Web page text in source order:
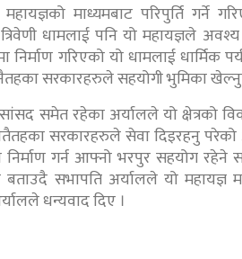
माध्यमबाट परिपुर्ति गर्ने
त्रिवेणी धामलाई पनि यो महायज्ञले
निर्माण गरिएको यो धामलाई
सरकारहरुले सहयोगी भुमिका
सांसद समेत रहेका अर्यालले यो
सरकारहरुले सेवा दिइरहनु
गर्न आफ्नो भरपुर सहयोग रहेने
सभापति अर्यालले यो महायज्ञ
धन्यवाद दिए ।